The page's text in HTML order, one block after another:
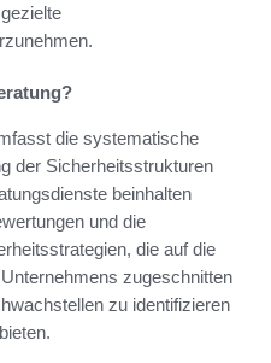
die systematische
der Sicherheitsstrukturen
beinhalten
und die
die auf die
zugeschnitten
zu identifizieren